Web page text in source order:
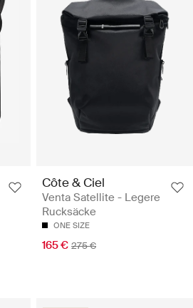
Côte & Ciel
Venta Satellite - Legere
Rucksäcke
ONE SIZE
165 € 275 €